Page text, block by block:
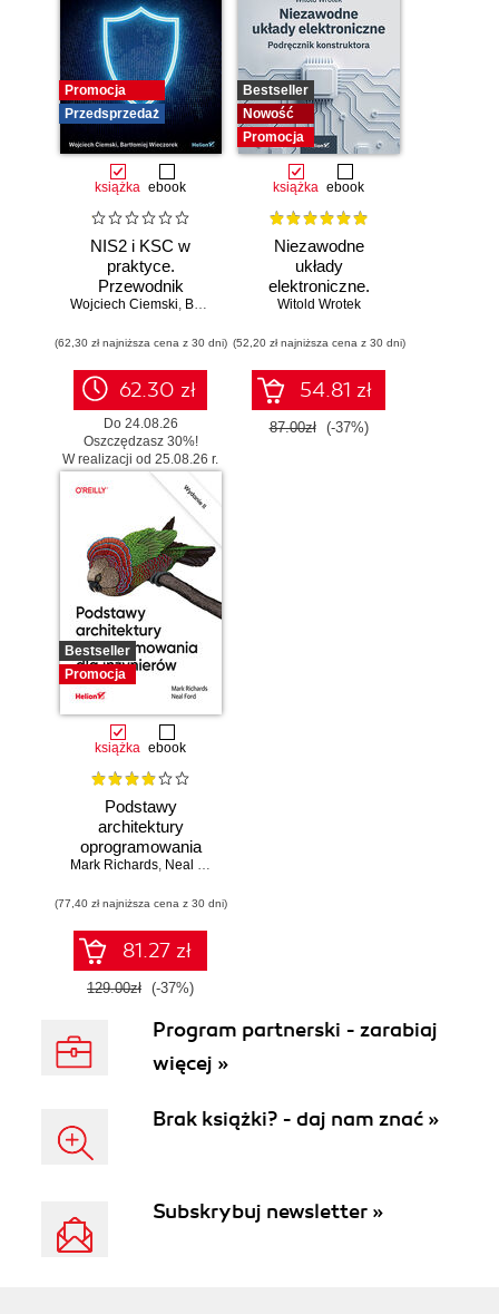
Promocja
Przedsprzedaż
książka ebook
NIS2 i KSC w
praktyce.
Przewodnik
wdrożeniowy dla
Wojciech Ciemski, Bartłomiej Wieczorek
(62,30 zł najniższa cena z 30 dni)
62.30 zł
Do 24.08.26
Oszczędzasz 30%!
W realizacji od 25.08.26 r.
Bestseller
Nowość
Promocja
książka ebook
Niezawodne
układy
elektroniczne.
Podręcznik
Witold Wrotek
(52,20 zł najniższa cena z 30 dni)
54.81 zł
87.00zł (-37%)
Bestseller
Promocja
książka ebook
Podstawy
architektury
oprogramowania
dla inżynierów.
Mark Richards, Neal Ford
(77,40 zł najniższa cena z 30 dni)
81.27 zł
129.00zł (-37%)
Program partnerski - zarabiaj
więcej »
Brak książki? - daj nam znać »
Subskrybuj newsletter »